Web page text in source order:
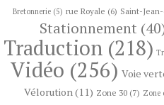
Bretonnerie (5) rue Royale (6) Saint-
Stationnement
Traduction (218)
Vidéo (256) Voie
Vélorution (11) Zone 30 (7) Zone